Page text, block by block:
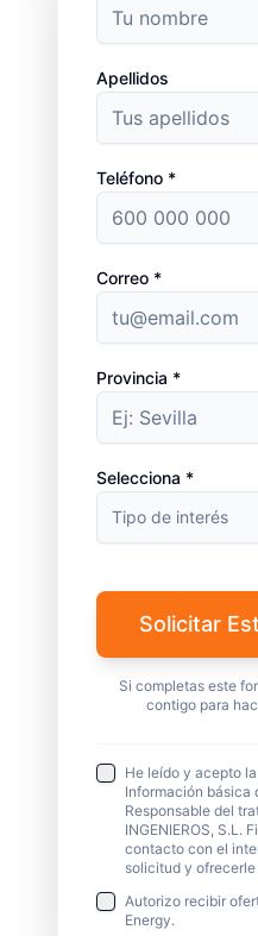
Apellidos
Teléfono *
Correo *
Provincia *
Selecciona *
Tipo de interés
Solicitar
Si completas este
contigo para
He leído y acepto
Información básica
Responsable del
INGENIEROS, S.L.
contacto con el
solicitud y
Autorizo recibir
Energy.